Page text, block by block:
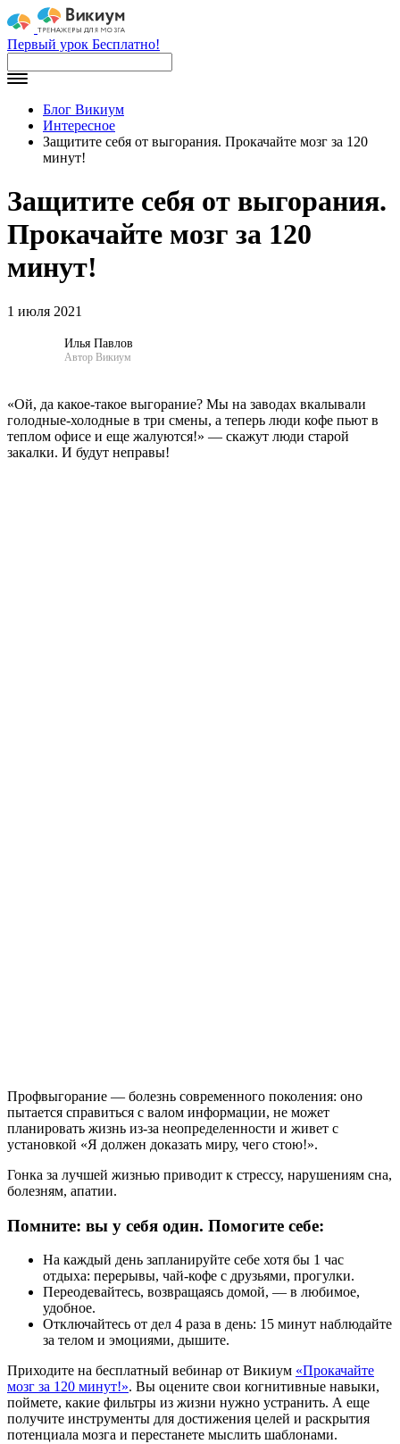
Первый урок Бесплатно!
Блог Викиум
Интересное
Защитите себя от выгорания. Прокачайте мозг за 120
минут!
Защитите себя от выгорания.
Прокачайте мозг за 120
минут!
1 июля 2021
Илья Павлов
Автор Викиум
«Ой, да какое-такое выгорание? Мы на заводах вкалывали
голодные-холодные в три смены, а теперь люди кофе пьют в
теплом офисе и еще жалуются!» — скажут люди старой
закалки. И будут неправы!
Профвыгорание — болезнь современного поколения: оно
пытается справиться с валом информации, не может
планировать жизнь из-за неопределенности и живет с
установкой «Я должен доказать миру, чего стою!».
Гонка за лучшей жизнью приводит к стрессу, нарушениям сна,
болезням, апатии.
Помните: вы у себя один. Помогите себе:
На каждый день запланируйте себе хотя бы 1 час
отдыха: перерывы, чай-кофе с друзьями, прогулки.
Переодевайтесь, возвращаясь домой, — в любимое,
удобное.
Отключайтесь от дел 4 раза в день: 15 минут наблюдайте
за телом и эмоциями, дышите.
Приходите на бесплатный вебинар от Викиум «Прокачайте
мозг за 120 минут!». Вы оцените свои когнитивные навыки,
поймете, какие фильтры из жизни нужно устранить. А еще
получите инструменты для достижения целей и раскрытия
потенциала мозга и перестанете мыслить шаблонами.